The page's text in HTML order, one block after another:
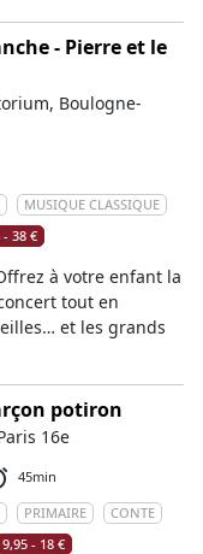
- Pierre et le
Boulogne-
MUSIQUE CLASSIQUE
- 38 €
à votre enfant la
tout en
et les grands
potiron
16e
45min
PRIMAIRE
CONTE
9,95 - 18 €